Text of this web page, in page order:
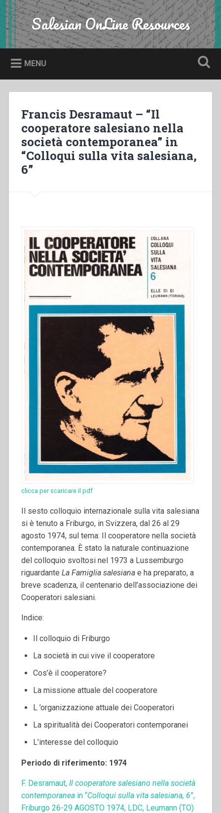
Skip
to
content
Search Salesian OnLine Resources
MENU
Francis Desramaut – “Il
cooperatore salesiano nella
società contemporanea” in
“Colloqui sulla vita salesiana,
6”
clicca per scaricare il pdf
Il sesto colloquio internazionale sulla vita salesiana
si è tenuto a Friburgo, in Svizzera, dal 26 al 29
agosto 1974, sul tema: Il cooperatore nella società
contemporanea. È stato la naturale continuazione
del colloquio svoltosi nel 1973 a Lussemburgo
riguardante La Famiglia salesianae ha preparato, a
breve scadenza, il centenario dell’associazione dei
Cooperatori salesiani.
Indice:
Il colloquio di Friburgo
La società in cui vive il cooperatore
Cos’è il cooperatore?
La missione attuale del cooperatore
L ’organizzazione attuale dei Cooperatori
La spiritualità dei Cooperatori contemporanei
L’interesse del colloquio
Periodo di riferimento: 1974
F. Desramaut, Il cooperatore salesiano nella società
contemporanea in “Colloqui sulla vita salesiana, 6”,
Friburgo 26-29 AGOSTO 1974, LDC, Leumann (TO)